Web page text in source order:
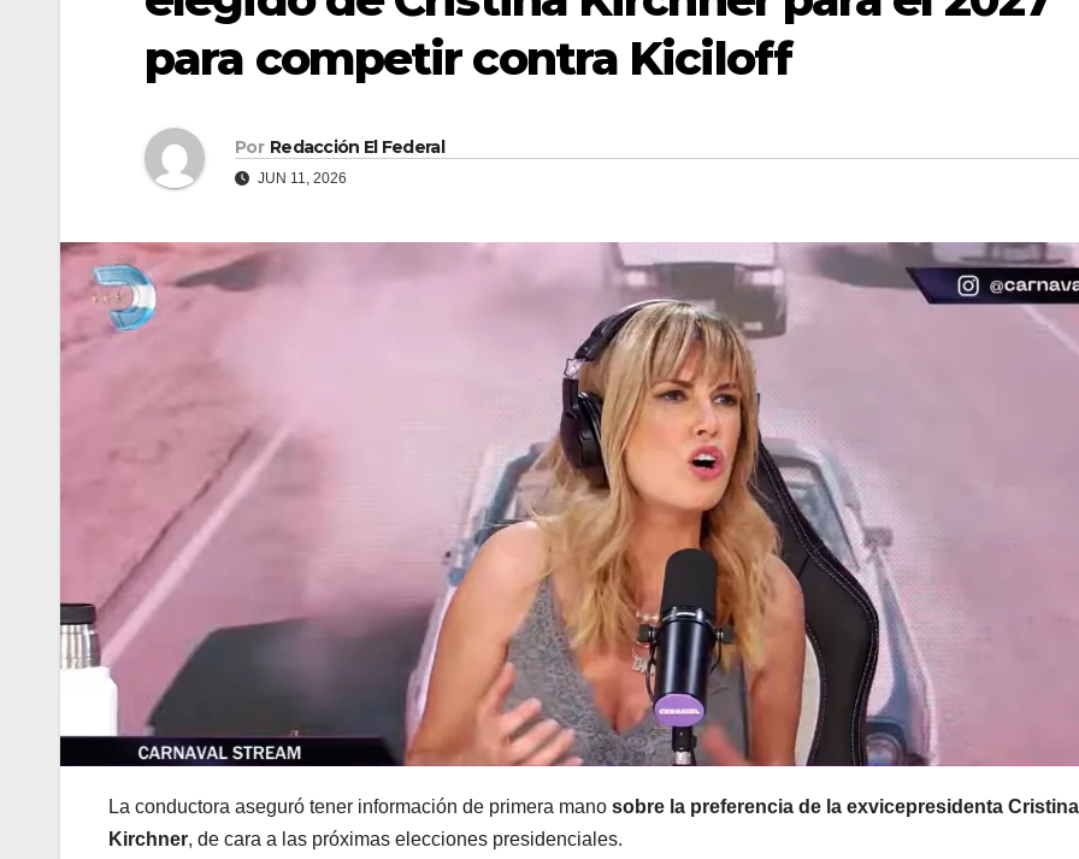
para competir contra Kiciloff
Por Redacción El Federal
JUN 11, 2026
La conductora aseguró tener información de primera mano sobre la preferencia de la exvicepresidenta Cristina
Kirchner, de cara a las próximas elecciones presidenciales.
MENDOZA
Nación se
sumó al
volvió a